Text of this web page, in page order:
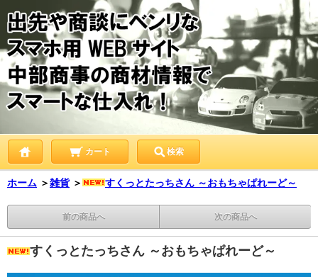
カート 検索
ホーム ＞雑貨 ＞ すくっとたっちさん ～おもちゃぱれーど～
前の商品へ 次の商品へ
すくっとたっちさん ～おもちゃぱれーど～